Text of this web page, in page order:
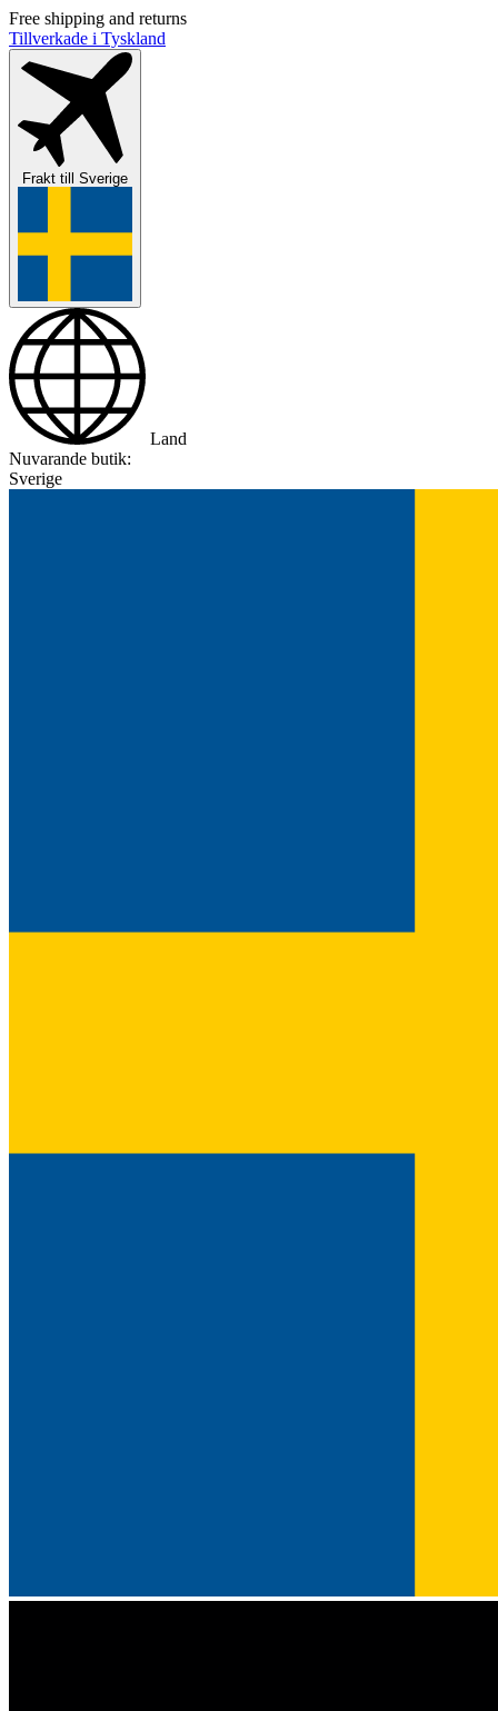
Free shipping and returns
Tillverkade i Tyskland
Frakt till Sverige
Land
Nuvarande butik:
Sverige